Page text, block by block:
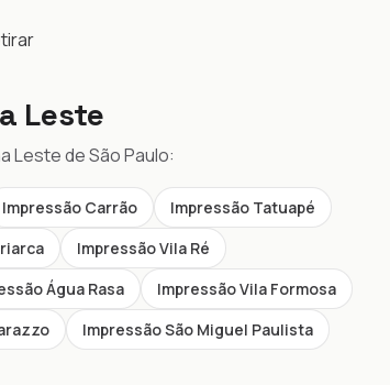
Leste
Leste de São Paulo:
Impressão Carrão
Impressão Tatuapé
Impressão Vila Ré
Água Rasa
Impressão Vila Formosa
Impressão São Miguel Paulista